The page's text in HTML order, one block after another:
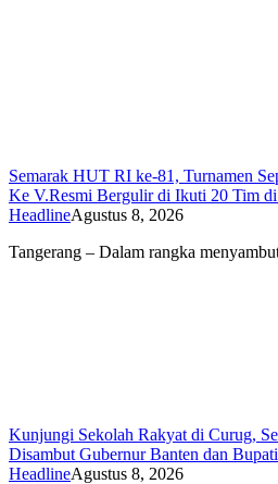
Semarak HUT RI ke-81, Turnamen
Ke V.Resmi Bergulir di Ikuti 20 Tim
HeadlineAgustus 8, 2026
Tangerang – Dalam rangka
Kunjungi Sekolah Rakyat di Curug,
Disambut Gubernur Banten dan
HeadlineAgustus 8, 2026